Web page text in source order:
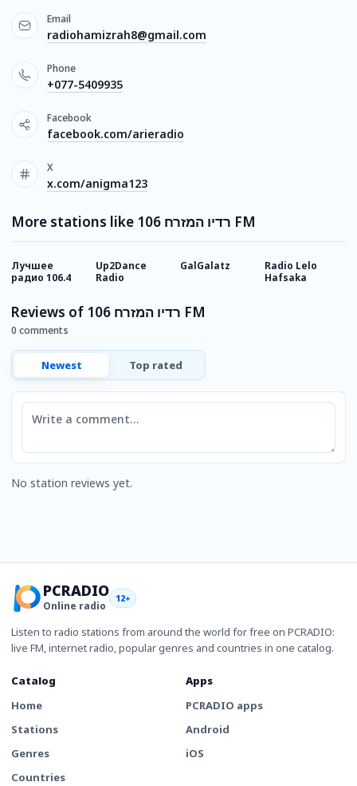
Email
radiohamizrah8@gmail.com
Phone
+077-5409935
Facebook
facebook.com/arieradio
X
x.com/anigma123
More stations like רדיו המזרח 106 FM
Лучшее
радио 106.4
Up2Dance
Radio
GalGalatz
Radio Lelo
Hafsaka
Reviews of רדיו המזרח 106 FM
0 comments
Newest Top rated
Comment
No station reviews yet.
PCRADIO
Online radio
12+
Listen to radio stations from around the world for free on PCRADIO:
live FM, internet radio, popular genres and countries in one catalog.
Catalog
Home
Stations
Genres
Countries
Apps
PCRADIO apps
Android
iOS